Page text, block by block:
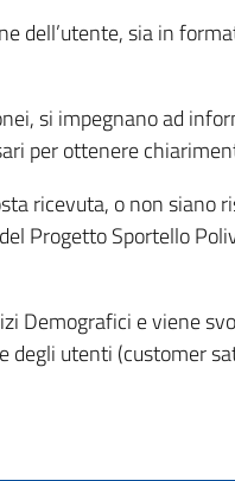
dell’utente, sia in
si impegnano ad
per ottenere
ricevuta, o non
Progetto Sportello
Demografici e viene
degli utenti (customer